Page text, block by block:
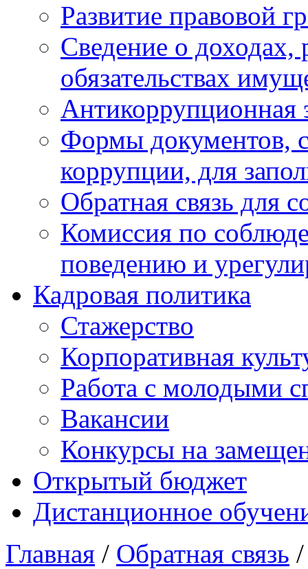
Развитие правовой
Сведение о доходах,
обязательствах
Антикоррупционная
Формы документов,
коррупции, для
Обратная связь для
Комиссия по
поведению и
Кадровая политика
Стажерство
Корпоративная
Работа с молодыми
Вакансии
Конкурсы на
Открытый бюджет
Дистанционное
Главная / Обратная связь